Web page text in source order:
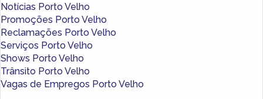
Notícias Porto Velho
Promoções Porto Velho
Reclamações Porto Velho
Serviços Porto Velho
Shows Porto Velho
Trânsito Porto Velho
Vagas de Empregos Porto Velho